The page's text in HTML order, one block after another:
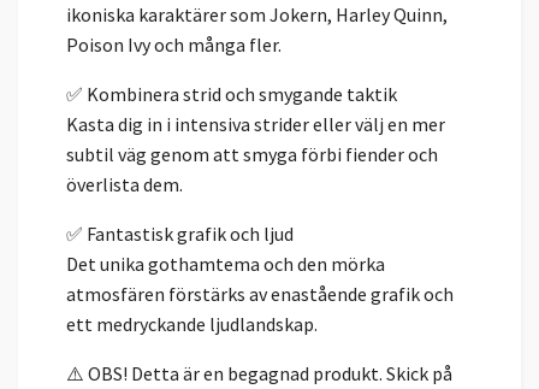
ikoniska karaktärer som Jokern, Harley Quinn,
Poison Ivy och många fler.
✅ Kombinera strid och smygande taktik
Kasta dig in i intensiva strider eller välj en mer
subtil väg genom att smyga förbi fiender och
överlista dem.
✅ Fantastisk grafik och ljud
Det unika gothamtema och den mörka
atmosfären förstärks av enastående grafik och
ett medryckande ljudlandskap.
⚠️ OBS! Detta är en begagnad produkt. Skick på